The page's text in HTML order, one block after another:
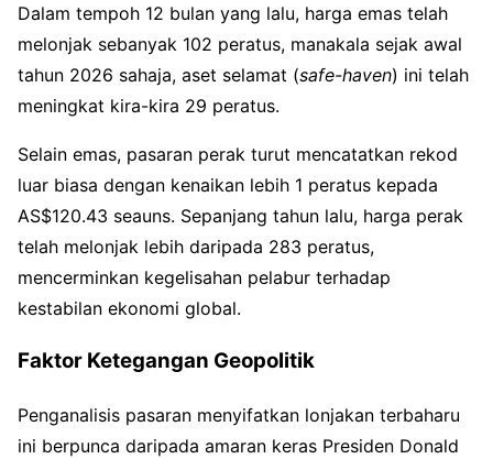
Dalam tempoh 12 bulan yang lalu, harga emas telah
melonjak sebanyak 102 peratus, manakala sejak awal
tahun 2026 sahaja, aset selamat (safe-haven) ini telah
meningkat kira-kira 29 peratus.
Selain emas, pasaran perak turut mencatatkan rekod
luar biasa dengan kenaikan lebih 1 peratus kepada
AS$120.43 seauns. Sepanjang tahun lalu, harga perak
telah melonjak lebih daripada 283 peratus,
mencerminkan kegelisahan pelabur terhadap
kestabilan ekonomi global.
Faktor Ketegangan Geopolitik
Penganalisis pasaran menyifatkan lonjakan terbaharu
ini berpunca daripada amaran keras Presiden Donald